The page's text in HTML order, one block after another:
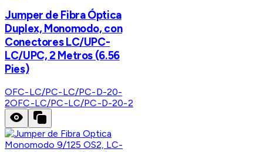
Jumper de Fibra Óptica
Duplex, Monomodo, con
Conectores LC/UPC-
LC/UPC, 2 Metros (6.56
Pies)
OFC-LC/PC-LC/PC-D-20-
2OFC-LC/PC-LC/PC-D-20-2